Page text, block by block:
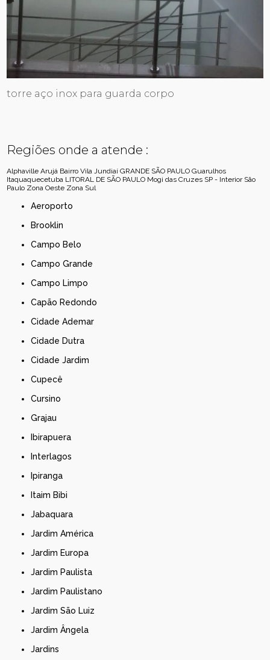
torre aço inox para guarda corpo
Regiões onde a atende :
Alphaville Arujá Bairro Vila Jundiaí GRANDE SÃO PAULO Guarulhos
Itaquaquecetuba LITORAL DE SÃO PAULO Mogi das Cruzes SP - Interior São
Paulo Zona Oeste Zona Sul
Aeroporto
Brooklin
Campo Belo
Campo Grande
Campo Limpo
Capão Redondo
Cidade Ademar
Cidade Dutra
Cidade Jardim
Cupecê
Cursino
Grajau
Ibirapuera
Interlagos
Ipiranga
Itaim Bibi
Jabaquara
Jardim América
Jardim Europa
Jardim Paulista
Jardim Paulistano
Jardim São Luiz
Jardim Ângela
Jardins